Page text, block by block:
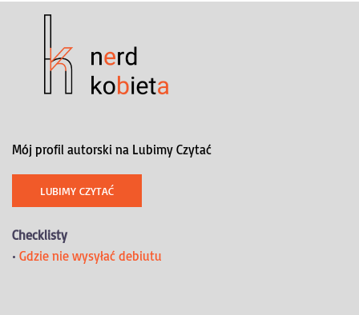
Mój profil autorski na Lubimy Czytać
LUBIMY CZYTAĆ
Checklisty
• Gdzie nie wysyłać debiutu